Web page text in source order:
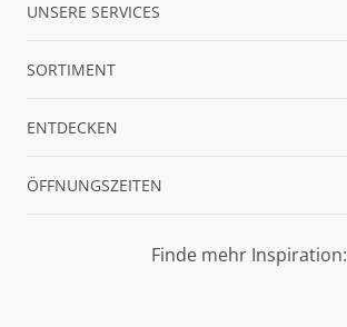
UNSERE SERVICES
SORTIMENT
ENTDECKEN
ÖFFNUNGSZEITEN
Finde mehr Inspiration: